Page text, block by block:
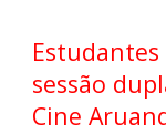
Estudantes
sessão
Cine